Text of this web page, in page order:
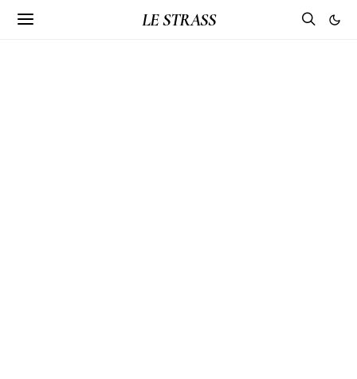
LE STRASS